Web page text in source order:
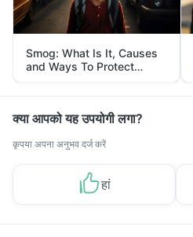
Smog: What Is It, Causes
and Ways To Protect
Yourself From It
क्या आपको यह उपयोगी लगा?
कृपया अपना अनुभव दर्ज करें
हां